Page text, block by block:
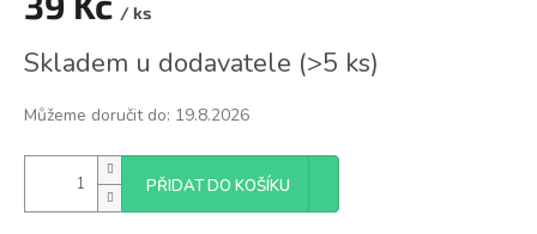
/ ks
cena:
Skladem u dodavatele (>5 ks)
Můžeme doručit do: 19.8.2026
PŘIDAT DO KOŠÍKU